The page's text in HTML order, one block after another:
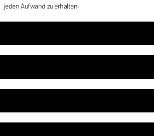
AND DIAMONDS
F. Gill *1934 (Malerei)
jeden Aufwand zu erhalten.